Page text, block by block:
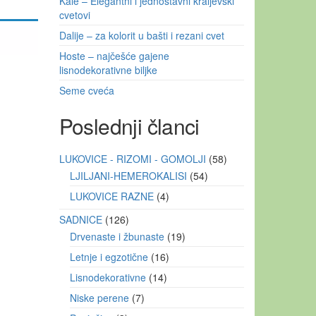
cvetovi
Dalije – za kolorit u bašti i rezani cvet
Hoste – najčešće gajene
lisnodekorativne biljke
Seme cveća
Poslednji članci
LUKOVICE - RIZOMI - GOMOLJI 58
LJILJANI-HEMEROKALISI 54
LUKOVICE RAZNE 4
SADNICE 126
Drvenaste i žbunaste 19
Letnje i egzotične 16
Lisnodekorativne 14
Niske perene 7